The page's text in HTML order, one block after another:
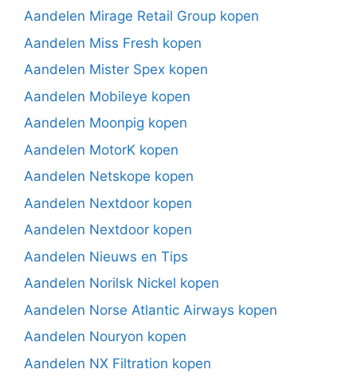
Aandelen Mirage Retail Group kopen
Aandelen Miss Fresh kopen
Aandelen Mister Spex kopen
Aandelen Mobileye kopen
Aandelen Moonpig kopen
Aandelen MotorK kopen
Aandelen Netskope kopen
Aandelen Nextdoor kopen
Aandelen Nextdoor kopen
Aandelen Nieuws en Tips
Aandelen Norilsk Nickel kopen
Aandelen Norse Atlantic Airways kopen
Aandelen Nouryon kopen
Aandelen NX Filtration kopen